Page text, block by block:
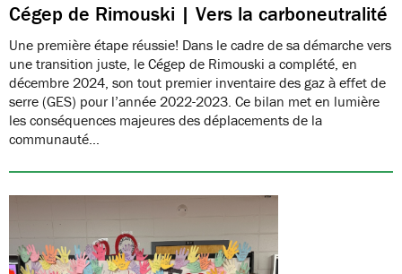
Cégep de Rimouski | Vers la carboneutralité
Une première étape réussie! Dans le cadre de sa démarche vers
une transition juste, le Cégep de Rimouski a complété, en
décembre 2024, son tout premier inventaire des gaz à effet de
serre (GES) pour l’année 2022-2023. Ce bilan met en lumière
les conséquences majeures des déplacements de la
communauté…